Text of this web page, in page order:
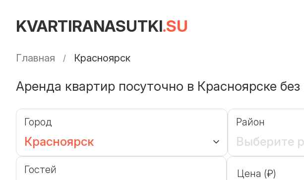
KVARTIRANASUTKI.SU
Главная Красноярск
Аренда квартир посуточно в Красноярске
Город
Красноярск
Район
Выберите
Гостей Цена (₽)